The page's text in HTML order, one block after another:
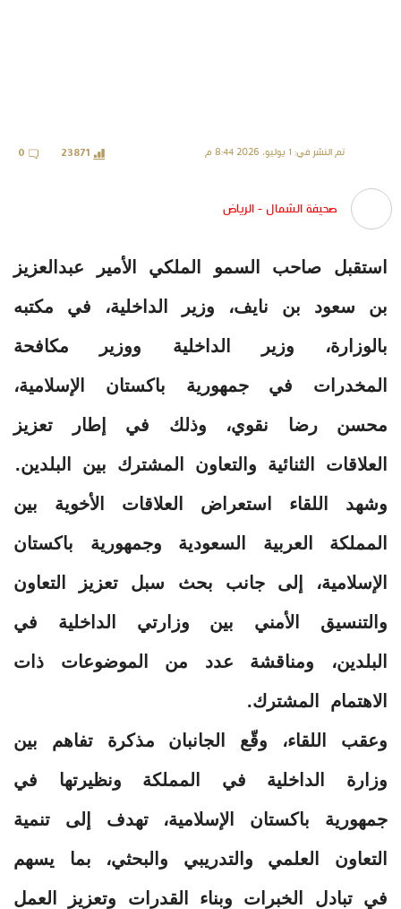
تم النشر في: 1 يوليو، 2026 8:44 م 23871
0
صحيفة الشمال - الرياض
استقبل صاحب السمو الملكي الأمير عبدالعزيز
بن سعود بن نايف، وزير الداخلية، في مكتبه
بالوزارة، وزير الداخلية ووزير مكافحة
المخدرات في جمهورية باكستان الإسلامية،
محسن رضا نقوي، وذلك في إطار تعزيز
العلاقات الثنائية والتعاون المشترك بين البلدين.
وشهد اللقاء استعراض العلاقات الأخوية بين
المملكة العربية السعودية وجمهورية باكستان
الإسلامية، إلى جانب بحث سبل تعزيز التعاون
والتنسيق الأمني بين وزارتي الداخلية في
البلدين، ومناقشة عدد من الموضوعات ذات
الاهتمام المشترك.
وعقب اللقاء، وقّع الجانبان مذكرة تفاهم بين
وزارة الداخلية في المملكة ونظيرتها في
جمهورية باكستان الإسلامية، تهدف إلى تنمية
التعاون العلمي والتدريبي والبحثي، بما يسهم
في تبادل الخبرات وبناء القدرات وتعزيز العمل